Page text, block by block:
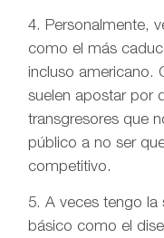
4. Personalmente,
como el más
incluso americano.
suelen apostar por
transgresores que
público a no ser
competitivo.
5. A veces tengo la
básico como el